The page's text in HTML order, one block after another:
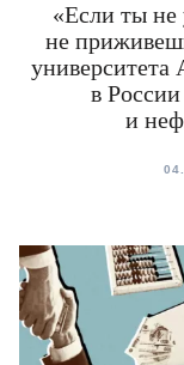
«Если ты не
не
в
и